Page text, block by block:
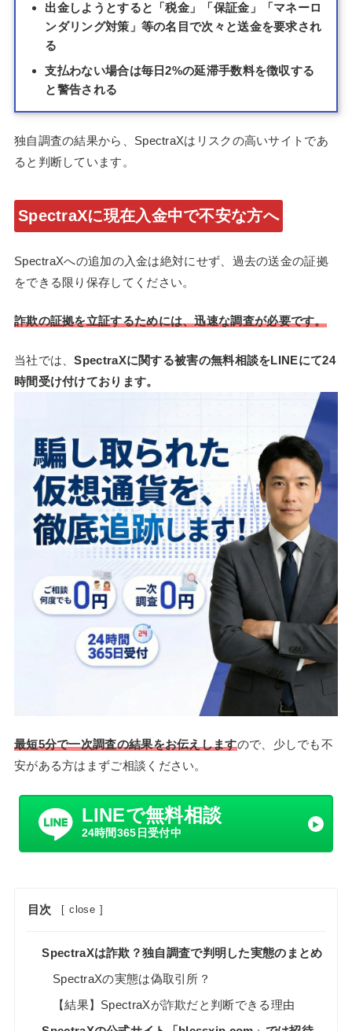
出金しようとすると「税金」「保証金」「マネーロ
ンダリング対策」等の名目で次々と送金を要求され
る
支払わない場合は毎日2%の延滞手数料を徴収する
と警告される
独自調査の結果から、SpectraXはリスクの高いサイトであ
ると判断しています。
SpectraXに現在入金中で不安な方へ
SpectraXへの追加の入金は絶対にせず、過去の送金の証拠
をできる限り保存してください。
詐欺の証拠を立証するためには、迅速な調査が必要です。
当社では、SpectraXに関する被害の無料相談をLINEにて24
時間受け付けております。
最短5分で一次調査の結果をお伝えしますので、少しでも不
安がある方はまずご相談ください。
LINEで無料相談
24時間365日受付中
目次 [ close ]
SpectraXは詐欺？独自調査で判明した実態のまとめ
SpectraXの実態は偽取引所？
【結果】SpectraXが詐欺だと判断できる理由